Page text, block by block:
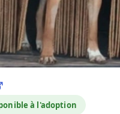
à l'adoption